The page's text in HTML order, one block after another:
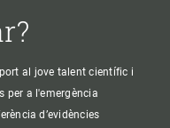
al jove talent científic i
per a l'emergència
d’evidències